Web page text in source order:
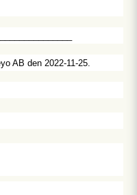
AB den 2022-11-25.